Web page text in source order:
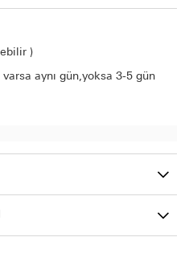
)
varsa aynı gün,yoksa 3-5 gün